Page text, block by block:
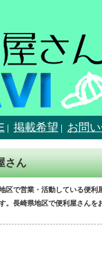
掲載希望 お問
さん
区で営業・活動している便利
。長崎県地区で便利屋さんを